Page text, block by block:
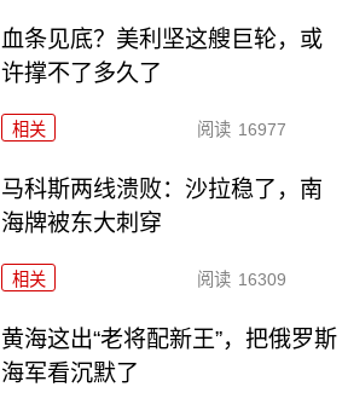
血条见底？美利坚这艘巨轮，或
许撑不了多久了
相关 阅读 16977
马科斯两线溃败：沙拉稳了，南
海牌被东大刺穿
相关 阅读 16309
黄海这出“老将配新王”，把俄罗斯
海军看沉默了